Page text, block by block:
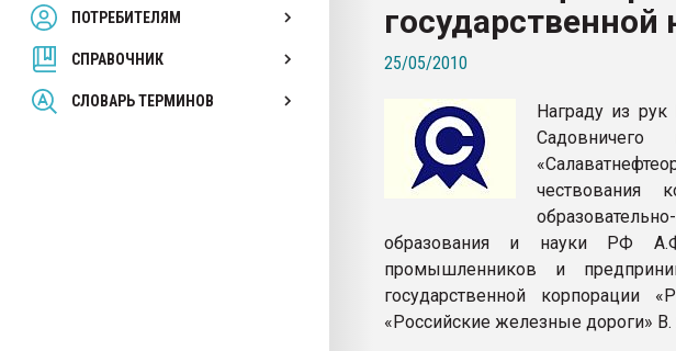
ПОТРЕБИТЕЛЯМ
СПРАВОЧНИК
СЛОВАРЬ ТЕРМИНОВ
Armaloy PC/ABS-1IM черный цвет
государственной
25/05/2010
Награду из
чествования
образования и науки РФ
промышленников и
государственной корпорации
«Российские железные дороги» В.